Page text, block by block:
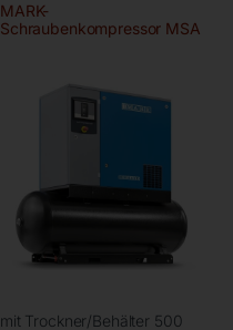
MARK-
Schraubenkompressor MSA
mit Trockner/Behälter 500